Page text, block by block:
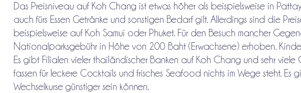
Das Preisniveau auf Koh Chang ist etwas höher als beispielsweise in
auch fürs Essen Getränke und sonstigen Bedarf gilt. Allerdings sind die
beispielsweise auf Koh Samui oder Phuket. Für den Besuch mancher
Nationalparksgebühr in Höhe von 200 Baht (Erwachsene) erhoben.
Es gibt Filialen vieler thailändischer Banken auf Koh Chang und sehr
fassen für leckere Cocktails und frisches Seafood nichts im Wege steht.
Wechselkurse günstiger sein können.